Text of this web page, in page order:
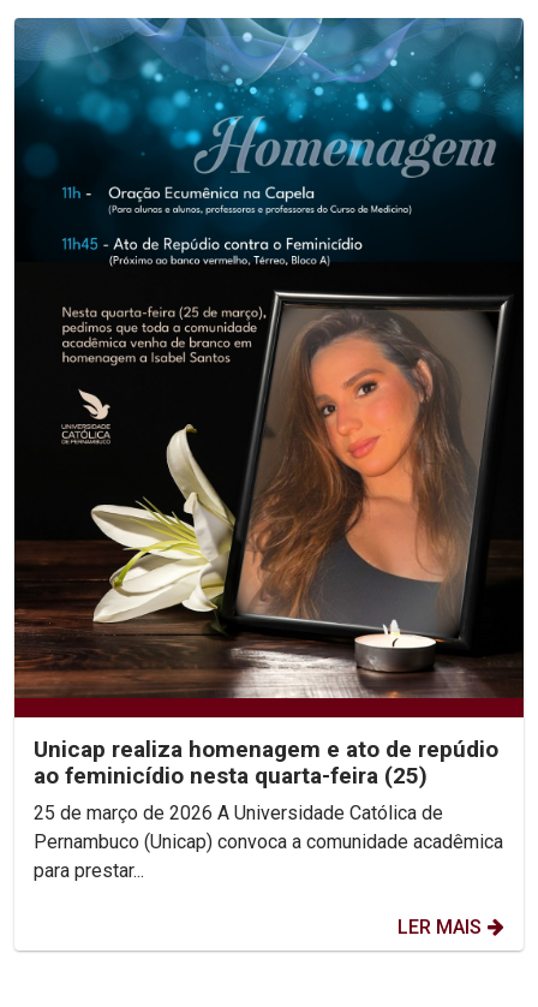
Unicap realiza homenagem e ato de repúdio
ao feminicídio nesta quarta-feira (25)
25 de março de 2026 A Universidade Católica de
Pernambuco (Unicap) convoca a comunidade acadêmica
para prestar...
LER MAIS